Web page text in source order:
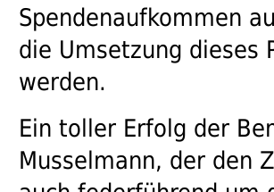
Spendenaufkommen
die Umsetzung dieses
werden.
Ein toller Erfolg der
Musselmann, der den